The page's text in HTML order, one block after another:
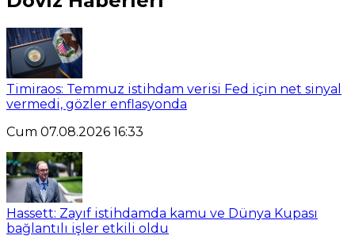
Timiraos: Temmuz istihdam verisi Fed için net sinyal
vermedi, gözler enflasyonda
Cum 07.08.2026 16:33
Hassett: Zayıf istihdamda kamu ve Dünya Kupası
bağlantılı işler etkili oldu